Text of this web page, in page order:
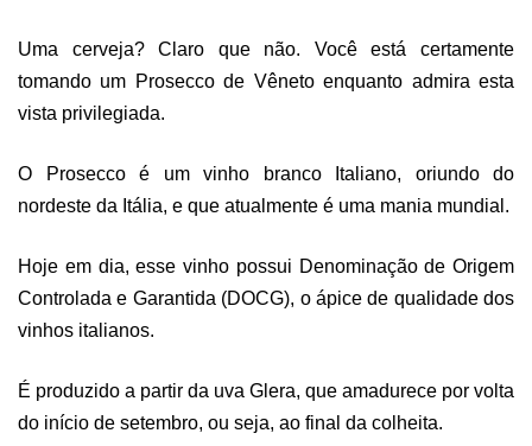
Uma cerveja? Claro que não. Você está certamente
tomando um Prosecco de Vêneto enquanto admira esta
vista privilegiada.
O Prosecco é um vinho branco Italiano, oriundo do
nordeste da Itália, e que atualmente é uma mania mundial.
Hoje em dia, esse vinho possui Denominação de Origem
Controlada e Garantida (DOCG), o ápice de qualidade dos
vinhos italianos.
É produzido a partir da uva Glera, que amadurece por volta
do início de setembro, ou seja, ao final da colheita.